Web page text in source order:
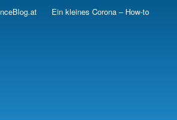
Ein kleines Corona – How-to